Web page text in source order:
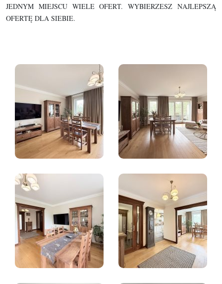
JEDNYM MIEJSCU WIELE OFERT. WYBIERZESZ NAJLEPSZĄ
OFERTĘ DLA SIEBIE.